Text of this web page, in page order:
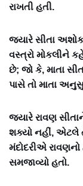
રાખતી હતી.
જ્યારે સીતા અશોક
વસ્ત્રો મોકલીને
છે; જો કે, માતા
પાસે તો માતા
જ્યારે રાવણ
શક્યો નહીં, એટલે
મંદોદરીએ
સમજાવ્યો હતો.